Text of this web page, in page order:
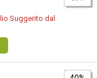
Suggerito dal